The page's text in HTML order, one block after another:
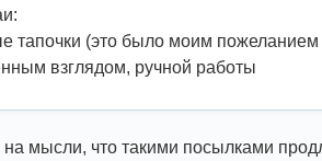
тапочки (это было моим
взглядом, ручной работы
мысли, что такими посылками